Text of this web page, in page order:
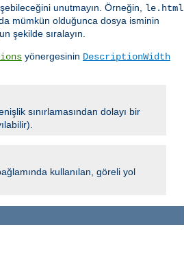
unutmayın. Örneğin, le.html
mümkün olduğunca dosya isminin
şekilde sıralayın.
yönergesinin DescriptionWidth
sınırlamasından dolayı bir
kullanılan, göreli yol